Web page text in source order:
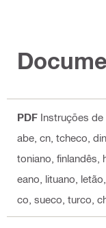
PDF Instruções de
abe, cn, tcheco,
toniano, finlandês,
eano, lituano,
co, sueco, turco,